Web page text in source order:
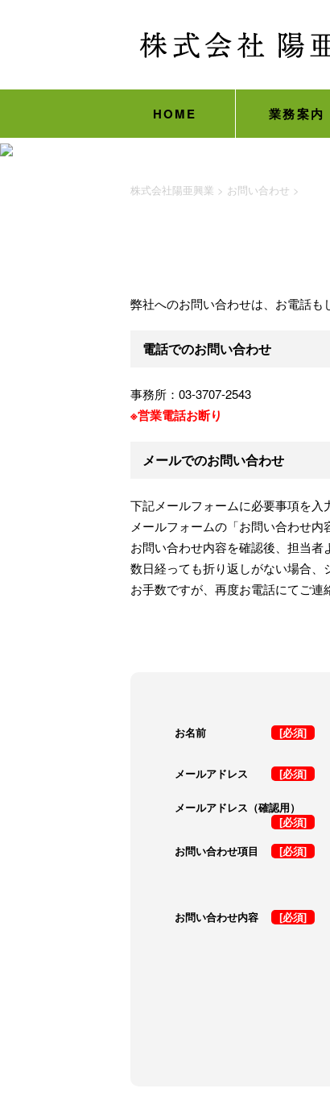
HOME 業務案内
株式会社陽亜興業 > お問い合わせ >
弊社へのお問い合わせは、お電話も
電話でのお問い合わせ
事務所：03-3707-2543
※営業電話お断り
メールでのお問い合わせ
下記メールフォームに必要事項を入
メールフォームの「お問い合わせ内
お問い合わせ内容を確認後、担当者
数日経っても折り返しがない場合、
お手数ですが、再度お電話にてご連
お名前 [必須]
メールアドレス [必須]
メールアドレス（確認用）
[必須]
お問い合わせ項目
[必須]
お問い合わせ内容 [必須]